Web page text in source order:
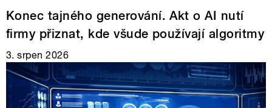
Konec tajného generování. Akt o AI nutí
firmy přiznat, kde všude používají algoritmy
3. srpen 2026